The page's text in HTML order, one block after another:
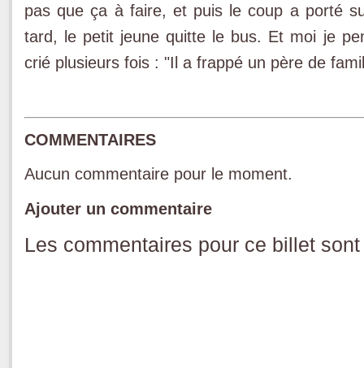
pas que ça à faire, et puis le coup a porté
tard, le petit jeune quitte le bus. Et moi je
crié plusieurs fois : "Il a frappé un père de
COMMENTAIRES
Aucun commentaire pour le moment.
Ajouter un commentaire
Les commentaires pour ce billet